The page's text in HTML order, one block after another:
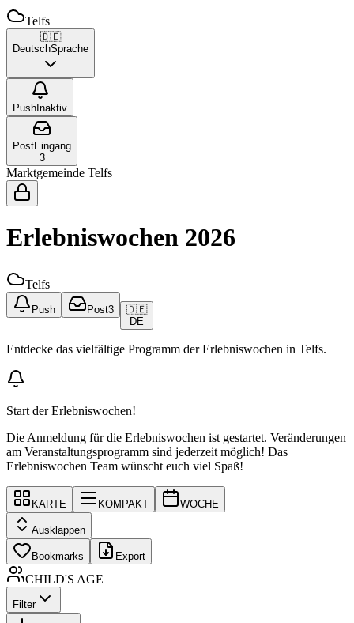
Telfs
🇩🇪
DeutschSprache
Push Inaktiv
PostEingang
3
Marktgemeinde Telfs
Erlebniswochen 2026
Telfs
Push Post3
🇩🇪
DE
Entdecke das vielfältige Programm der Erlebniswochen in Telfs.
Start der Erlebniswochen!
Die Anmeldung für die Erlebniswochen ist gestartet. Veränderungen
am Veranstaltungsprogramm sind jederzeit möglich! Das
Erlebniswochen Team wünscht euch viel Spaß!
KARTE KOMPAKT WOCHE
Ausklappen
Bookmarks Export
CHILD'S AGE
Filter